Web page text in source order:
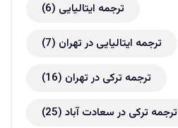
ترجمه ایتالیایی (6)
ترجمه ایتالیایی در تهران (7)
ترجمه ترکی در تهران (16)
ترجمه ترکی در سعادت آباد (25)